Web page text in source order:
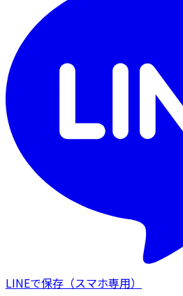
LINEで保存 （スマホ専用）